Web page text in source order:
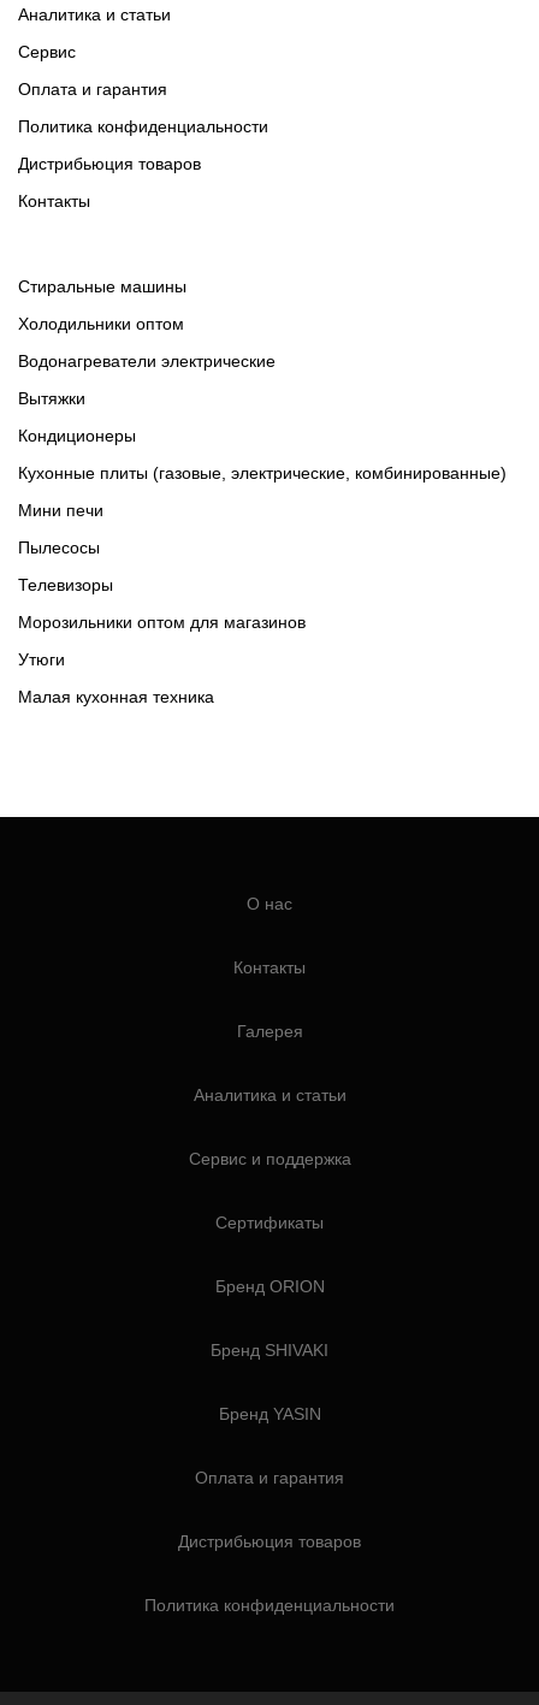
Аналитика и статьи
Сервис
Оплата и гарантия
Политика конфиденциальности
Дистрибьюция товаров
Контакты
Cтиральные машины
Холодильники оптом
Водонагреватели электрические
Вытяжки
Кондиционеры
Кухонные плиты (газовые, электрические, комбинированные)
Мини печи
Пылесосы
Телевизоры
Морозильники оптом для магазинов
Утюги
Малая кухонная техника
О нас
Контакты
Галерея
Аналитика и статьи
Сервис и поддержка
Сертификаты
Бренд ORION
Бренд SHIVAKI
Бренд YASIN
Оплата и гарантия
Дистрибьюция товаров
Политика конфиденциальности